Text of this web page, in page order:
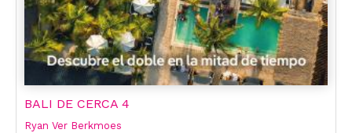
BALI DE CERCA 4
Ryan Ver Berkmoes